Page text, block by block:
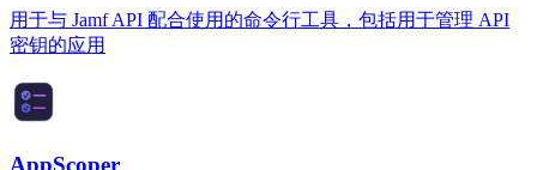
用于与 Jamf API 配合使用的命令行工具，包括用于管理 API
密钥的应用